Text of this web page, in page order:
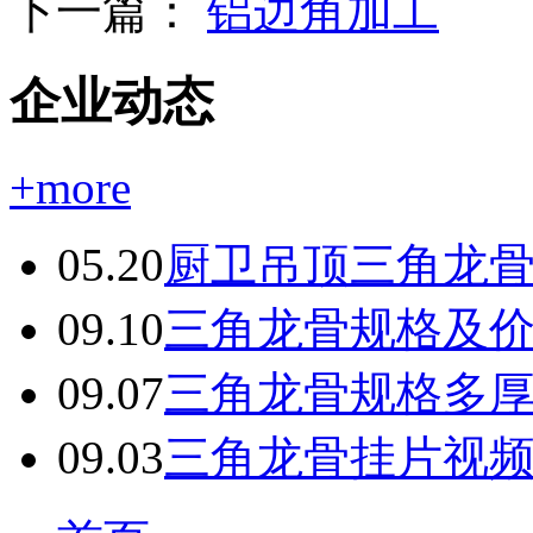
下一篇： 铝边角加工
企业动态
+more
05.20厨卫吊顶三角龙
09.10三角龙骨规格及
09.07三角龙骨规格多
09.03三角龙骨挂片视